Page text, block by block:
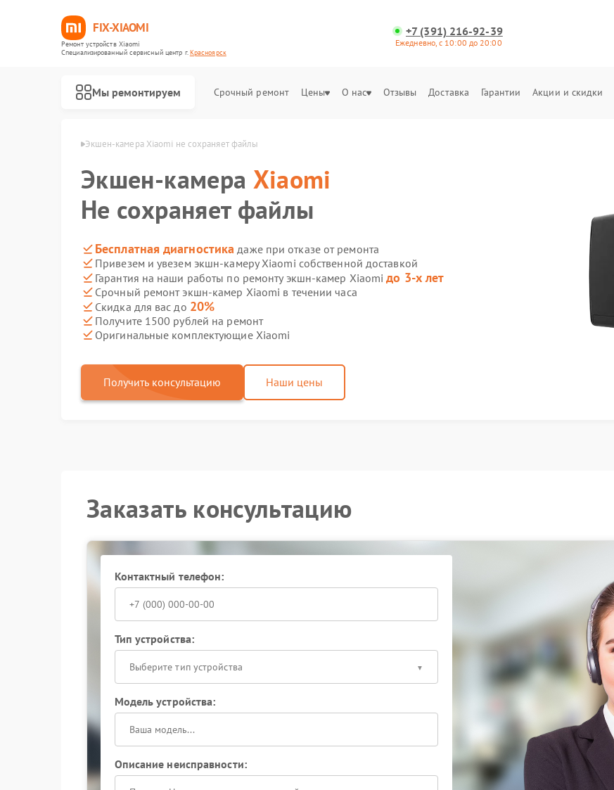
FIX-XIAOMI
Ремонт устройств Xiaomi
Специализированный cервисный центр г.Красноярск
+7 (391) 216-92-39
Ежедневно, с 10:00 до 20:00
Мы ремонтируем Срочный ремонт Цены О нас Отзывы Доставка Гарантии Акции и скидки
Экшен-камера Xiaomi не сохраняет файлы
Экшен-камера Xiaomi
Не сохраняет файлы
Бесплатная диагностика даже при отказе от ремонта
Привезем и увезем экшн-камеру Xiaomi собственной доставкой
Гарантия на наши работы по ремонту экшн-камер Xiaomiдо 3-х лет
Срочный ремонт экшн-камер Xiaomi в течении часа
Скидка для вас до 20%
Получите 1500 рублей на ремонт
Оригинальные комплектующие Xiaomi
Получить консультацию Наши цены
Заказать консультацию
Контактный телефон:
Тип устройства:
Выберите тип устройства
Модель устройства:
Описание неисправности: